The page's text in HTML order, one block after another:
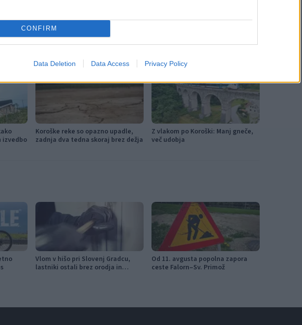
CONFIRM
Data Deletion Data Access Privacy Policy
Koroške reke so opazno upadle,
zadnja dva tedna skoraj brez dežja
Z vlakom po Koroški: Manj gneče,
več udobja
Vlom v hišo pri Slovenj Gradcu,
lastniki ostali brez orodja in
Od 11. avgusta popolna zapora
ceste Falorn–Sv. Primož